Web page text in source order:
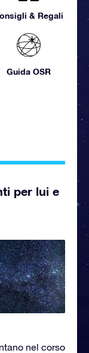
& Regali
Guida OSR
per lui e
nel corso